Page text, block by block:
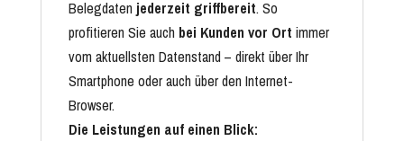
Belegdaten jederzeit griffbereit. So
profitieren Sie auch bei Kunden vor Ort immer
vom aktuellsten Datenstand – direkt über Ihr
Smartphone oder auch über den Internet-
Browser.
Die Leistungen auf einen Blick: